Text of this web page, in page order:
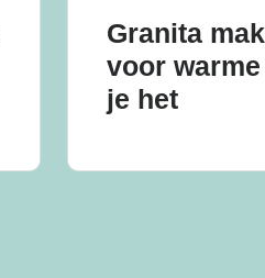
Granita
voor
je het